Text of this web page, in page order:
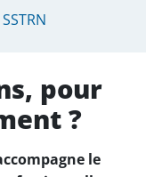
pour
?
le